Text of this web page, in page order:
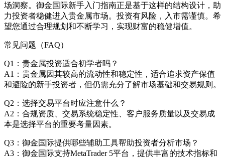
场洞察。御金国际新手入门指南正是基于这样的结构设计，助
力投资者稳健进入贵金属市场。投资有风险，入市需谨慎。希
望您通过合理规划和不断学习，实现财富的稳健增值。
常见问题（FAQ）
Q1：贵金属投资适合初学者吗？
A1：贵金属因其较高的流动性和稳定性，适合追求资产保值
和避险的新手投资者，但仍需充分了解市场基础和交易规则。
Q2：选择交易平台时应注意什么？
A2：合规资质、交易系统稳定性、客户服务质量以及交易成
本是选择平台的重要考量因素。
Q3：御金国际提供哪些辅助工具帮助投资者分析市场？
A3：御金国际支持MetaTrader 5平台，提供丰富的技术指标和